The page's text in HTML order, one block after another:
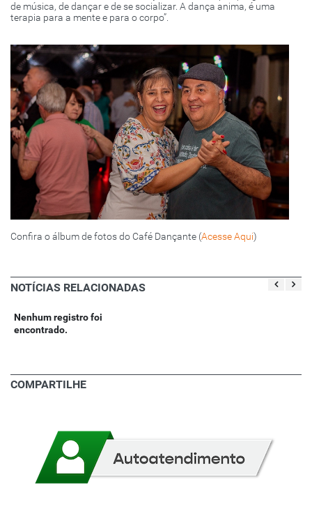
de música, de dançar e de se socializar. A dança anima, é uma
terapia para a mente e para o corpo”.
Confira o álbum de fotos do Café Dançante (Acesse Aqui)
NOTÍCIAS RELACIONADAS
Nenhum registro foi
encontrado.
COMPARTILHE